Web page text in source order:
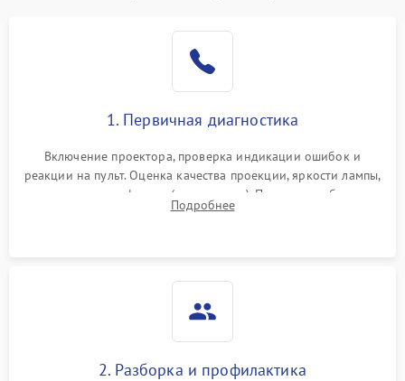
1. Первичная диагностика
Включение проектора, проверка индикации ошибок и
реакции на пульт. Оценка качества проекции, яркости лампы,
наличия артефактов (точки, пятна). Проверка работы
системы охлаждения по уровню шума вентиляторов.
Подробнее
2. Разборка и профилактика